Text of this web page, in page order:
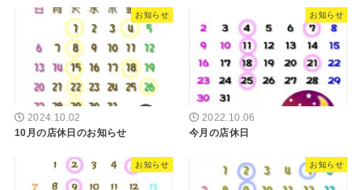
お知らせ
2024.10.02
10月の店休日のお知らせ
お知らせ
2022.10.06
今月の店休日
お知らせ お知らせ